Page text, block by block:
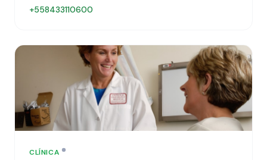
+558433110600
CLÍNICA